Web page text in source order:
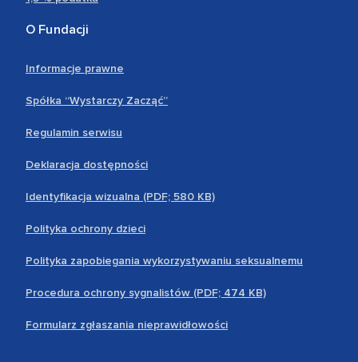
O Fundacji
Informacje prawne
Spółka “Wystarczy Zacząć”
Regulamin serwisu
Deklaracja dostępności
Identyfikacja wizualna (PDF; 580 KB)
Polityka ochrony dzieci
Polityka zapobiegania wykorzystywaniu seksualnemu
Procedura ochrony sygnalistów (PDF; 474 KB)
Formularz zgłaszania nieprawidłowości